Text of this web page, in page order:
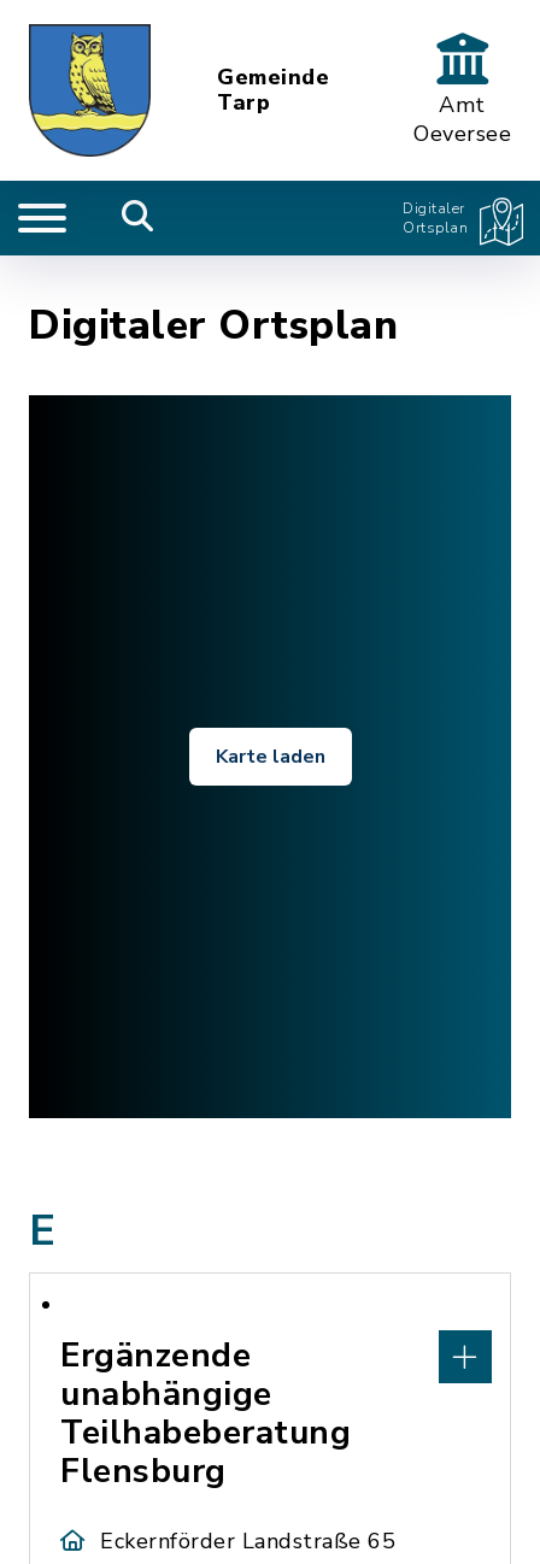
Gemeinde
Tarp
Amt
Oeversee
Digitaler
Ortsplan
Digitaler Ortsplan
Karte laden
E
Ergänzende
unabhängige
Teilhabeberatung
Flensburg
Eckernförder Landstraße 65